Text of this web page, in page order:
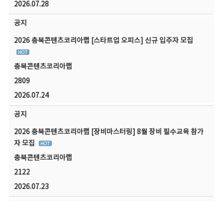
2026.07.28
공지
2026 충북콘텐츠코리아랩 [스타트업 오피스] 신규 입주자 모집
충북콘텐츠코리아랩
2809
2026.07.24
공지
2026 충북콘텐츠코리아랩 [장비마스터링] 8월 장비 필수교육 참가
자 모집
충북콘텐츠코리아랩
2122
2026.07.23